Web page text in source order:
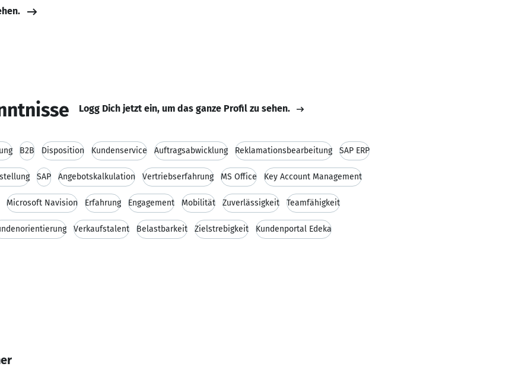
Logg Dich jetzt ein, um das ganze Profil zu sehen.
B2B Disposition Kundenservice Auftragsabwicklung Reklamationsbearbeitung SAP ERP
SAP Angebotskalkulation Vertriebserfahrung MS Office Key Account Management
Microsoft Navision Erfahrung Engagement Mobilität Zuverlässigkeit Teamfähigkeit
Verkaufstalent Belastbarkeit Zielstrebigkeit Kundenportal Edeka